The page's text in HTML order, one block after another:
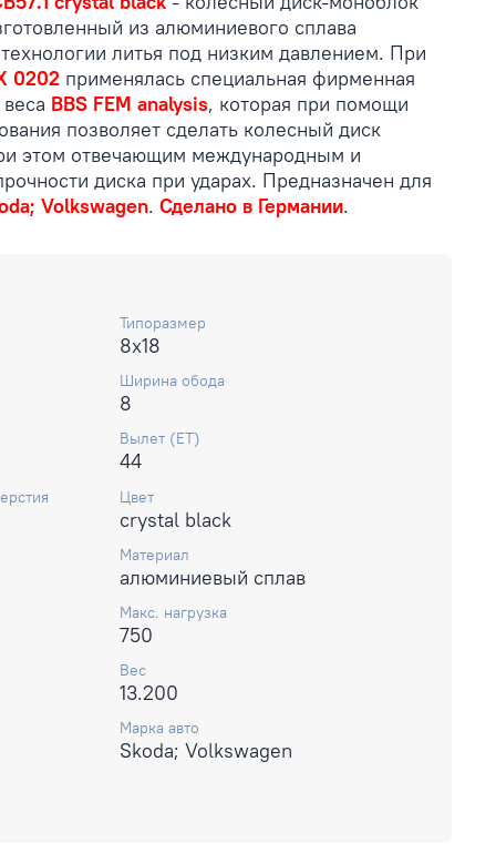
из алюминиевого сплава
литья под низким давлением. При
0202 применялась специальная фирменная
BBS FEM analysis, которая при помощи
позволяет сделать колесный диск
этом отвечающим международным и
диска при ударах. Предназначен для
Volkswagen. Сделано в Германии.
Типоразмер
8x18
Ширина обода
8
Вылет (ET)
44
Цвет
crystal black
Материал
алюминиевый сплав
Макс. нагрузка
750
Вес
13.200
Марка авто
Skoda; Volkswagen